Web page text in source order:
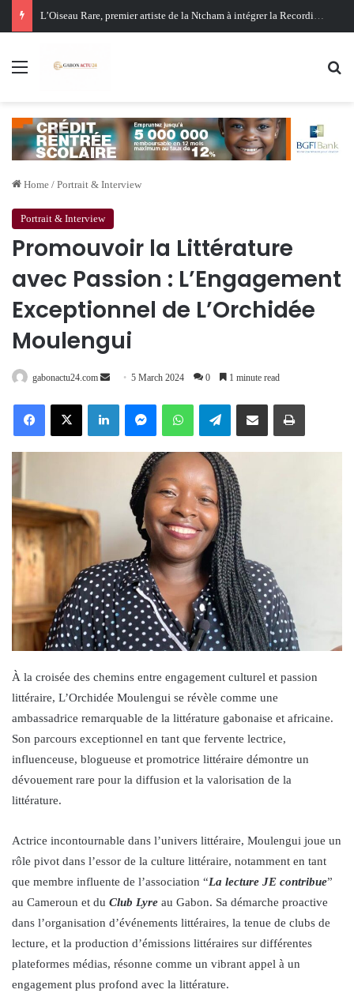
Oligui Nguema au Ghana : Libreville mise sur Accra pour renforcer sa stratégie diplomatique et économique
Menu
Home / Portrait & Interview
Portrait & Interview
Promouvoir la Littérature
avec Passion : L’Engagement
Exceptionnel de L’Orchidée
Moulengui
gabonactu24.com
Send 5 March 2024 0 1 minute read
FacebookX LinkedInMessengerWhatsAppTelegramShare via Email Print
À la croisée des chemins entre engagement culturel et passion
littéraire, L’Orchidée Moulengui se révèle comme une
ambassadrice remarquable de la littérature gabonaise et africaine.
Son parcours exceptionnel en tant que fervente lectrice,
influenceuse, blogueuse et promotrice littéraire démontre un
dévouement rare pour la diffusion et la valorisation de la
littérature.
Actrice incontournable dans l’univers littéraire, Moulengui joue un
rôle pivot dans l’essor de la culture littéraire, notamment en tant
que membre influente de l’association “La lecture JE contribue”
au Cameroun et du Club Lyre au Gabon. Sa démarche proactive
dans l’organisation d’événements littéraires, la tenue de clubs de
lecture, et la production d’émissions littéraires sur différentes
plateformes médias, résonne comme un vibrant appel à un
engagement plus profond avec la littérature.